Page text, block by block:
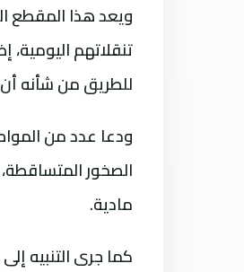
ويعد هذا المقطع
تنقلاتهم
للطريق من شأنه
ودعا عدد من
الصخور
مادية.
كما جرى التنبيه